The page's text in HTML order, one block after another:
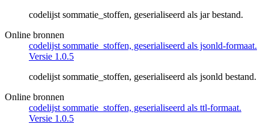
codelijst sommatie_stoffen, geserialiseerd als jar bestand.
Online bronnen
codelijst sommatie_stoffen, geserialiseerd als jsonld-formaat.
Versie 1.0.5
codelijst sommatie_stoffen, geserialiseerd als jsonld bestand.
Online bronnen
codelijst sommatie_stoffen, geserialiseerd als ttl-formaat.
Versie 1.0.5